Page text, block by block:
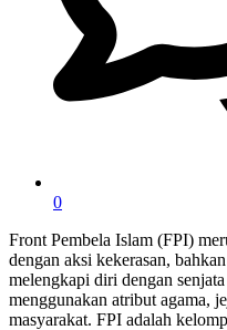
0
Front Pembela Islam (FPI)
dengan aksi kekerasan,
melengkapi diri dengan
menggunakan atribut agama,
masyarakat. FPI adalah